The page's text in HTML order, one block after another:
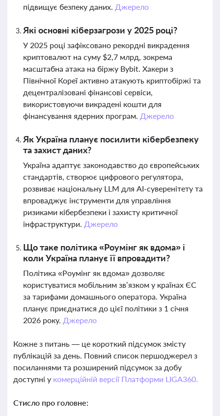
підвищує безпеку даних. Джерело
Які основні кіберзагрози у 2025 році?
У 2025 році зафіксовано рекордні викрадення
криптовалют на суму $2,7 млрд, зокрема
масштабна атака на біржу Bybit. Хакери з
Північної Кореї активно атакують криптобіржі та
децентралізовані фінансові сервіси,
використовуючи викрадені кошти для
фінансування ядерних програм. Джерело
Як Україна планує посилити кібербезпеку
та захист даних?
Україна адаптує законодавство до європейських
стандартів, створює цифрового регулятора,
розвиває національну LLM для AI-суверенітету та
впроваджує інструменти для управління
ризиками кібербезпеки і захисту критичної
інфраструктури. Джерело
Що таке політика «Роумінг як вдома» і
коли Україна планує її впровадити?
Політика «Роумінг як вдома» дозволяє
користуватися мобільним зв’язком у країнах ЄС
за тарифами домашнього оператора. Україна
планує приєднатися до цієї політики з 1 січня
2026 року. Джерело
Кожне з питань — це короткий підсумок змісту
публікацій за день. Повний список першоджерел з
посиланнями та розширений підсумок за добу
доступні у комерційній версії Платформи LIGA360.
Стисло про головне: